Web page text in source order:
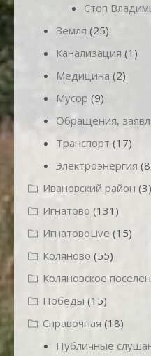
Стоп
Земля (25)
Канализация (1)
Медицина (2)
Мусор (9)
Обращения,
Транспорт (17)
Электроэнергия
Ивановский район (3)
Игнатово (131)
ИгнатовоLive (15)
Коляново (55)
Коляновское
Победы (15)
Справочная (18)
Публичные